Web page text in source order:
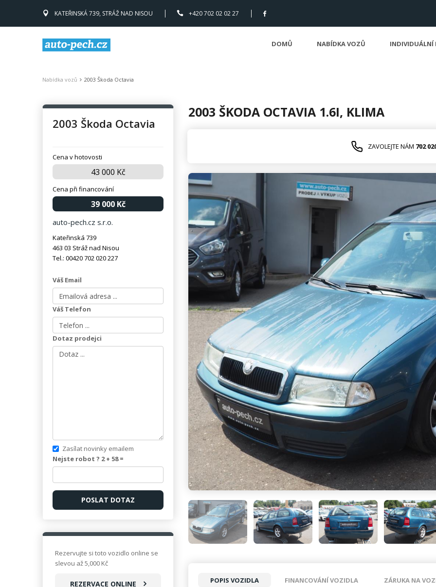
KATEŘINSKÁ 739, STRÁŽ NAD NISOU +420 702 02 02 27
DOMŮ NABÍDKA VOZŮ INDIVIDUÁLNÍ
Nabídka vozů 2003 Škoda Octavia
2003 Škoda Octavia
Cena v hotovosti
43 000 Kč
Cena při financování
39 000 Kč
auto-pech.cz s.r.o.
Kateřinská 739
463 03 Stráž nad Nisou
Tel.: 00420 702 020 227
Váš Email
Váš Telefon
Dotaz prodejci
Zasílat novinky emailem
Nejste robot ? 2 + 58=
Rezervujte si toto vozidlo online se
slevou až 5,000 Kč
REZERVACE ONLINE
2003 ŠKODA OCTAVIA 1.6I, KLIMA
ZAVOLEJTE NÁM 702
POPIS VOZIDLA FINANCOVÁNÍ VOZIDLA ZÁRUKA NA